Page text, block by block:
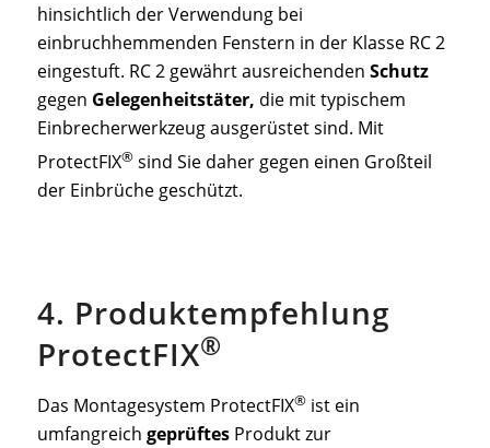
hinsichtlich der Verwendung bei
einbruchhemmenden Fenstern in der Klasse RC 2
eingestuft. RC 2 gewährt ausreichenden Schutz
gegen Gelegenheitstäter, die mit typischem
Einbrecherwerkzeug ausgerüstet sind. Mit
ProtectFIX®sind Sie daher gegen einen Großteil
der Einbrüche geschützt.
4. Produktempfehlung
ProtectFIX®
Das Montagesystem ProtectFIX®ist ein
umfangreich geprüftesProdukt zur